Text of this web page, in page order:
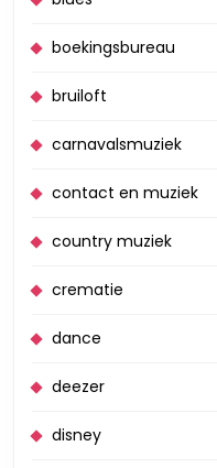
boekingsbureau
bruiloft
carnavalsmuziek
contact en muziek
country muziek
crematie
dance
deezer
disney